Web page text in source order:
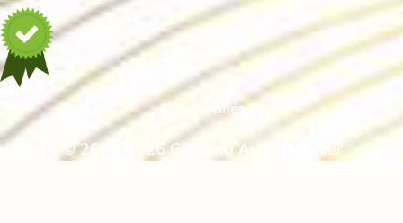
Avis certifiés
© 2005-2026 Camping Au Pigeonnier